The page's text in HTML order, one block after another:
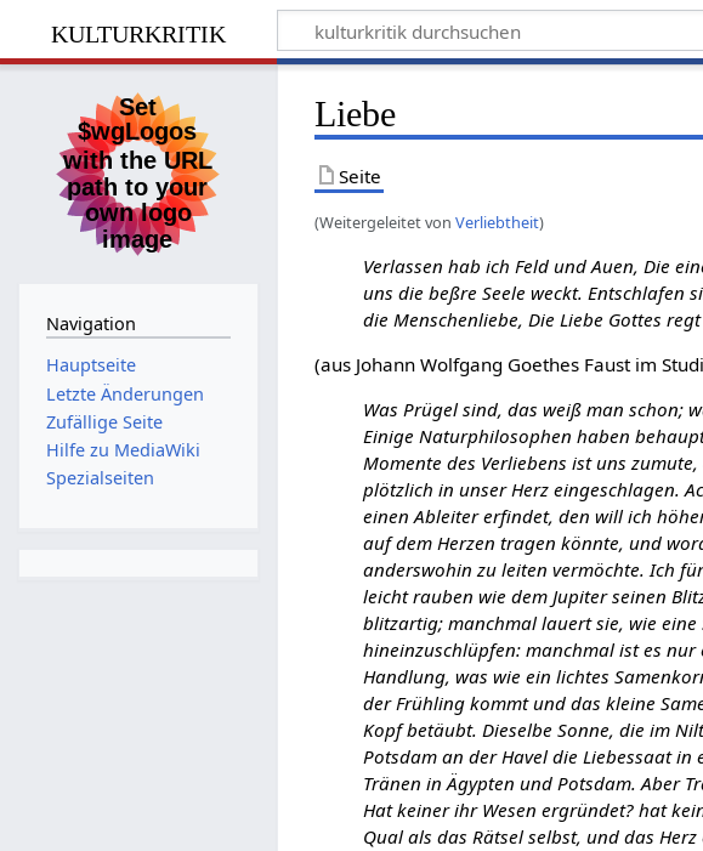
kulturkritik
Liebe
Seite
(Weitergeleitet vonVerliebtheit)
Verlassen hab ich Feld und Auen, Die
uns die beßre Seele weckt. Entschlafen
die Menschenliebe, Die Liebe Gottes
(aus Johann Wolfgang Goethes Faust im
Was Prügel sind, das weiß man schon;
Einige Naturphilosophen haben
Momente des Verliebens ist uns
plötzlich in unser Herz eingeschlagen.
einen Ableiter erfindet, den will ich
auf dem Herzen tragen könnte, und
anderswohin zu leiten vermöchte. Ich
leicht rauben wie dem Jupiter seinen
blitzartig; manchmal lauert sie, wie eine
hineinzuschlüpfen: manchmal ist es
Handlung, was wie ein lichtes
der Frühling kommt und das kleine
Kopf betäubt. Dieselbe Sonne, die im
Potsdam an der Havel die Liebessaat
Tränen in Ägypten und Potsdam. Aber
Hat keiner ihr Wesen ergründet? hat
Qual als das Rätsel selbst, und das
Navigation
Hauptseite
Letzte Änderungen
Zufällige Seite
Hilfe zu MediaWiki
Spezialseiten